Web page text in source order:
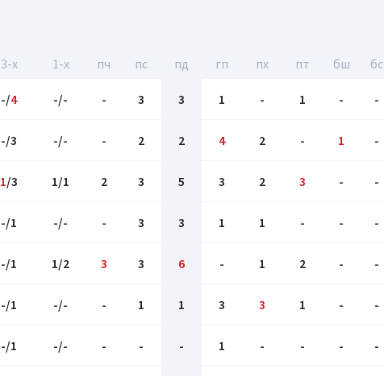
3-x 1-x пч пс пд гп пх пт бш бc
-/4 -/- - 3 3 1 - 1 - -
-/3 -/- - 2 2 4 2 - 1 -
1/3 1/1 2 3 5 3 2 3 - -
-/1 -/- - 3 3 1 1 - - -
-/1 1/2 3 3 6 - 1 2 - -
-/1 -/- - 1 1 3 3 1 - -
-/1 -/- - - - 1 - - - -